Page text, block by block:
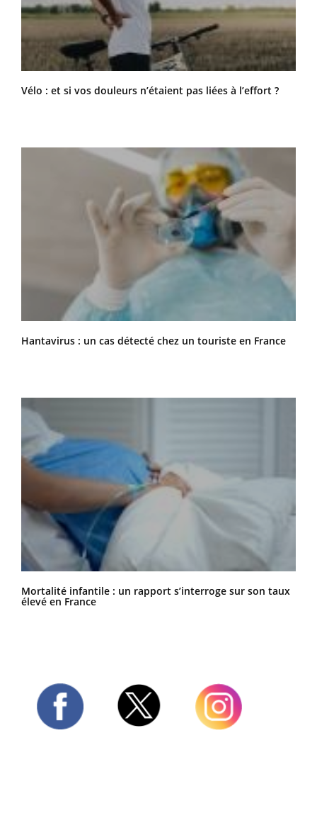
Vélo : et si vos douleurs n’étaient pas liées à l’effort ?
Hantavirus : un cas détecté chez un touriste en France
Mortalité infantile : un rapport s’interroge sur son taux
élevé en France